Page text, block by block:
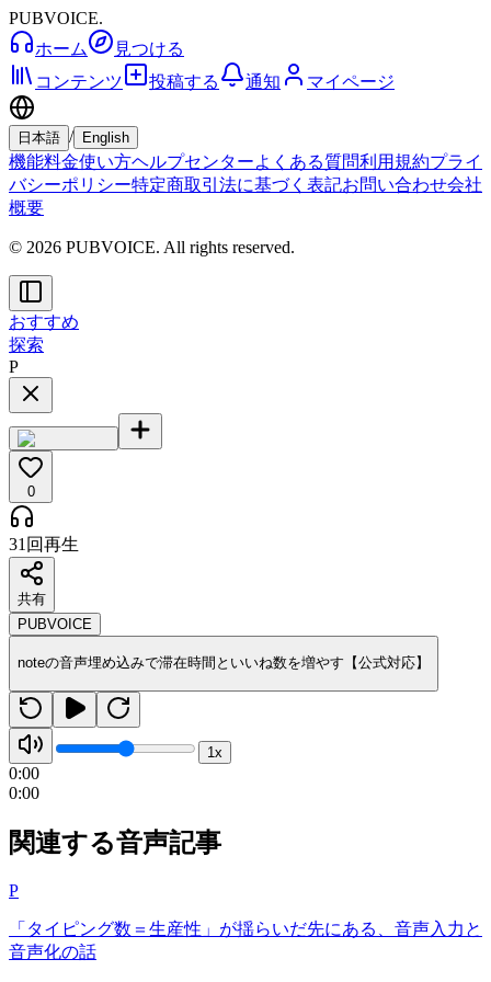
PUBVOICE.
ホーム
見つける
コンテンツ
投稿する 通知 マイページ
日本語 / English
機能料金使い方ヘルプセンターよくある質問利用規約プライ
バシーポリシー特定商取引法に基づく表記お問い合わせ会社
概要
© 2026 PUBVOICE. All rights reserved.
おすすめ
探索
P
0
31回再生
共有
PUBVOICE
noteの音声埋め込みで滞在時間といいね数を増やす【公式対応】
1x
0:00
0:00
関連する音声記事
P
「タイピング数＝生産性」が揺らいだ先にある、音声入力と
音声化の話